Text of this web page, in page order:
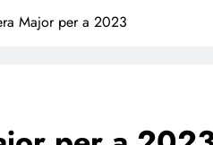
Major per a 2023